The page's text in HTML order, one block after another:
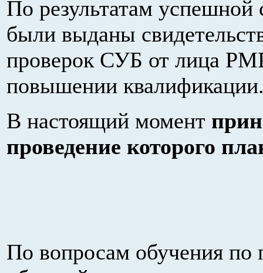
По результатам успешной
были выданы
проверок СУБ от лица
повышении
В настоящий момент
проведение которого
По вопросам обучения